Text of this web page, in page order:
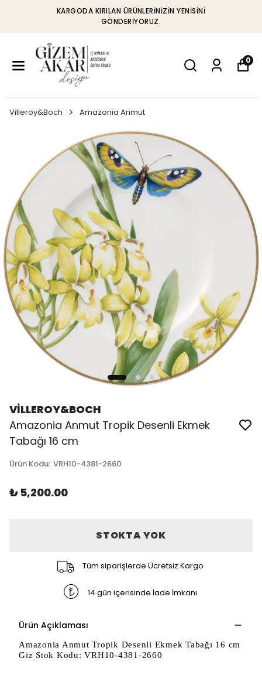
KARGODA KIRILAN ÜRÜNLERINIZIN YENISINI
GÖNDERIYORUZ.
0
Villeroy&Boch Amazonia Anmut
VİLLEROY&BOCH
Amazonia Anmut Tropik Desenli Ekmek
Tabağı 16 cm
Ürün Kodu: VRH10-4381-2660
₺ 5,200.00
STOKTA YOK
Tüm siparişlerde Ücretsiz Kargo
14 gün içerisinde İade İmkanı
Ürün Açıklaması
Amazonia Anmut Tropik Desenli Ekmek Tabağı 16 cm
Giz Stok Kodu: VRH10-4381-2660